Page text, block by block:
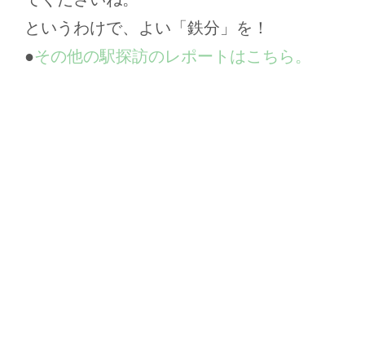
というわけで、よい「鉄分」を！
●その他の駅探訪のレポートはこちら。